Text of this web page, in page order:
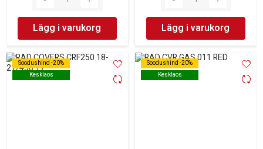
Lägg i varukorg Lägg i varukorg
Soodushind -20%
Kesklaos
Soodushind -20%
Kesklaos
Soodushind -20%
Kesklaos
Soodushind -20%
Kesklaos